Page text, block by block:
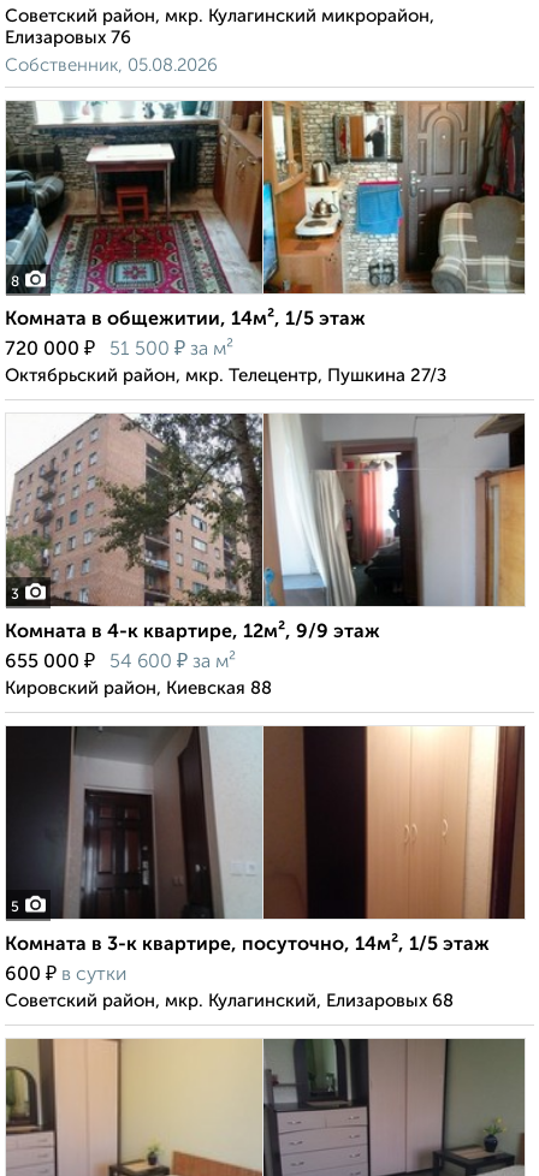
Советский район, мкр. Кулагинский микрорайон,
Елизаровых 76
Собственник, 05.08.2026
8
Комната в общежитии, 14м², 1/5 этаж
720 000 ₽ 51 500 ₽ за м²
Октябрьский район, мкр. Телецентр, Пушкина 27/З
3
Комната в 4-к квартире, 12м², 9/9 этаж
655 000 ₽ 54 600 ₽ за м²
Кировский район, Киевская 88
5
Комната в 3-к квартире, посуточно, 14м², 1/5 этаж
600 ₽ в сутки
Советский район, мкр. Кулагинский, Елизаровых 68